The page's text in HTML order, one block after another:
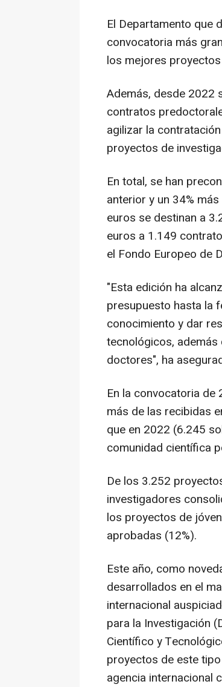
El Departamento que
convocatoria más
los mejores
Además, desde 2022
contratos
agilizar la
proyectos de
En total, se han
anterior y un 34%
euros se destinan a
euros a 1.149
el Fondo Europeo de
"Esta edición ha
presupuesto hasta la
conocimiento y dar
tecnológicos,
doctores", ha
En la convocatoria de
más de las recibidas
que en 2022 (6.245
comunidad científica
De los 3.252
investigadores
los proyectos de
aprobadas (12%).
Este año, como
desarrollados en el
internacional
para la Investigación
Científico y
proyectos de este
agencia internacional